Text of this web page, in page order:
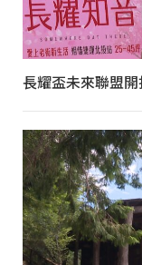
長耀盃未來聯盟